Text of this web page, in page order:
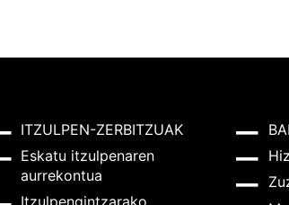
ITZULPEN-ZERBITZUAK
Eskatu itzulpenaren
aurrekontua